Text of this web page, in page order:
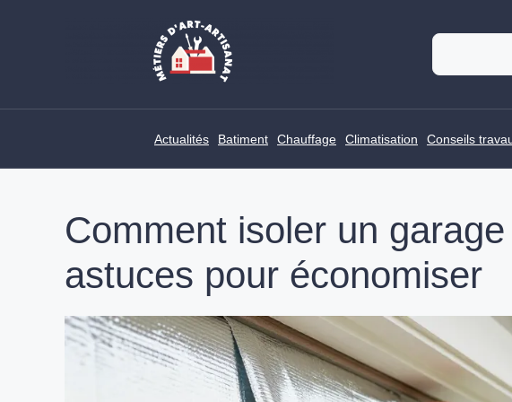
Rechercher
Actualités Batiment Chauffage Climatisation Conseils
Comment isoler un
astuces pour économiser